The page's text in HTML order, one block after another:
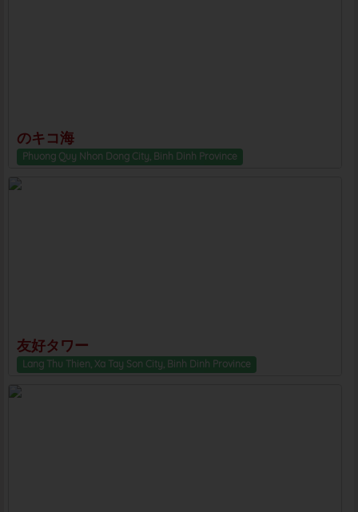
のキコ海
Phuong Quy Nhon Dong City, Binh Dinh Province
友好タワー
Lang Thu Thien, Xa Tay Son City, Binh Dinh Province